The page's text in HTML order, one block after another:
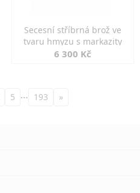
Secesní stříbrná brož ve
tvaru hmyzu s markazity
6 300 Kč
5 … 193 »